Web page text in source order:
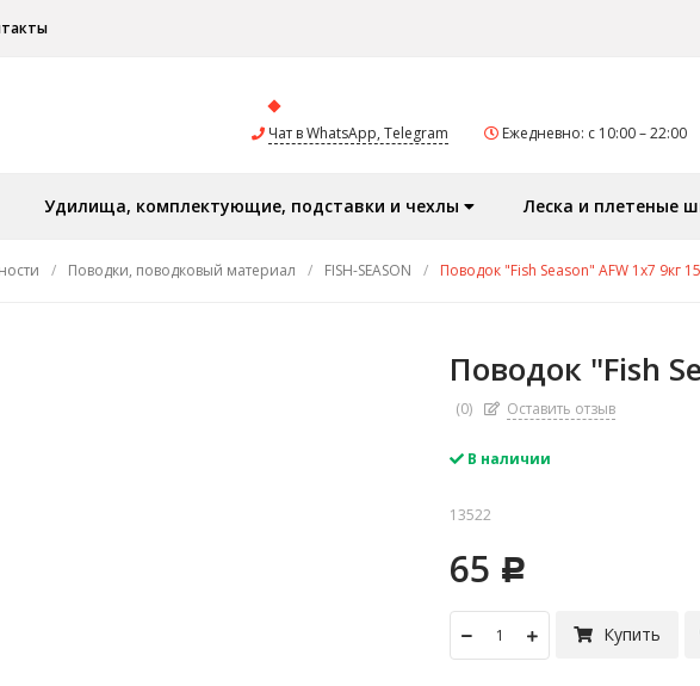
Чат в WhatsApp, Telegram Ежедневно: с 10:00 – 22:00
Удилища, комплектующие, подставки и чехлы Леска и плетеные
/ Поводки, поводковый материал / FISH-SEASON / Поводок "Fish Season" AFW 1x7 9кг
Поводок "Fish
(0) Оставить отзыв
В наличии
13522
65 Р
Купить